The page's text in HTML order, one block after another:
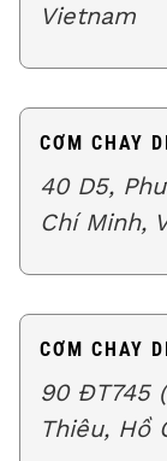
Vietnam
CƠM CHAY
40 D5,
Chí Minh,
CƠM CHAY
90 ĐT745
Thiêu, Hồ